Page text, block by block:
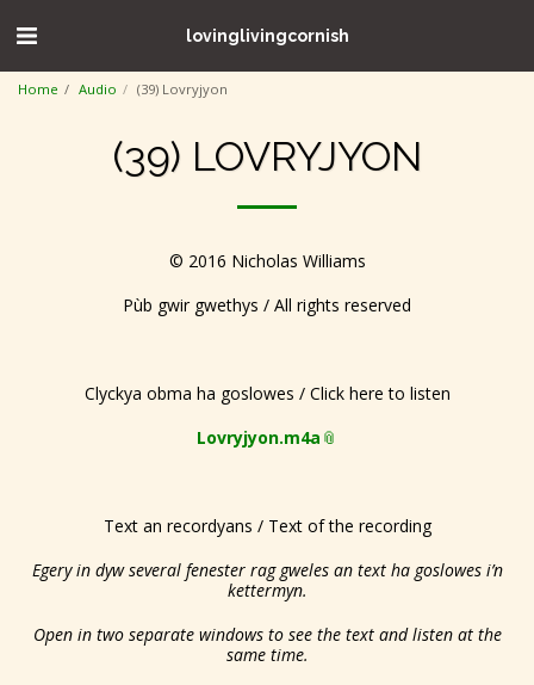
lovinglivingcornish
Home Audio (39) Lovryjyon
(39) LOVRYJYON
© 2016 Nicholas Williams
Pùb gwir gwethys / All rights reserved
Clyckya obma ha goslowes / Click here to listen
Lovryjyon.m4a
Text an recordyans / Text of the recording
Egery in dyw several fenester rag gweles an text ha goslowes i’n
kettermyn.
Open in two separate windows to see the text and listen at the
same time.